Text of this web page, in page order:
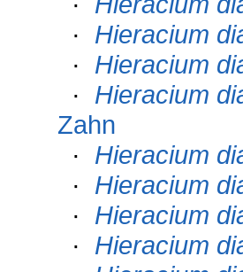
· Hieracium
· Hieracium
· Hieracium
Zahn
· Hieracium
· Hieracium
· Hieracium
· Hieracium